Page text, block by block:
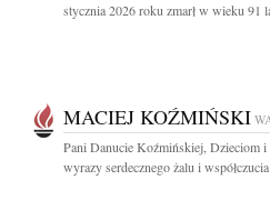
stycznia 2026 roku zmarł w wieku 91
MACIEJ KOŹMIŃSKI
Pani Danucie Koźmińskiej, Dzieciom
wyrazy serdecznego żalu i